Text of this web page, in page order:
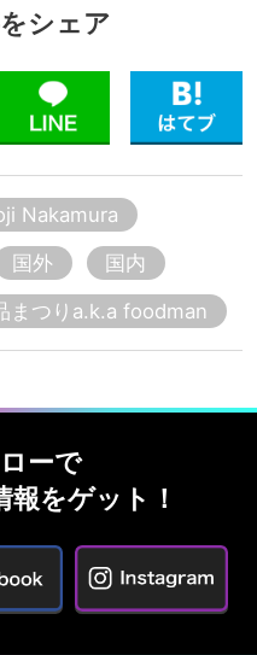
シェア
Nakamura
国外
国内
まつりa.k.a foodman
ーで
をゲット！